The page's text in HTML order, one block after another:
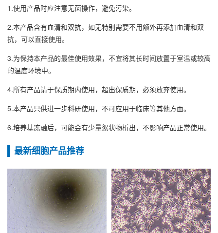
1.使用产品时应注意无菌操作，避免污染。
2.本产品含有血清和双抗，如无特别需要不用额外再添加血清和双
抗，可以直接使用。
3.为保持本产品的最佳使用效果，不宜将其长时间放置于室温或较高
的温度环境中。
4.所有产品请于保质期内使用，超出保质期，必须放弃使用。
5.本产品只供进一步科研使用，不可应用于临床等其他方面。
6.培养基冻融后，可能会有少量絮状物析出，不影响产品正常使用。
最新细胞产品推荐